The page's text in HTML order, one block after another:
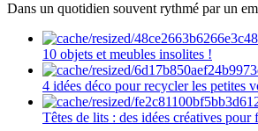
Dans un quotidien souvent rythmé par un
10 objets et meubles insolites !
4 idées déco pour recycler les petites
Têtes de lits : des idées créatives